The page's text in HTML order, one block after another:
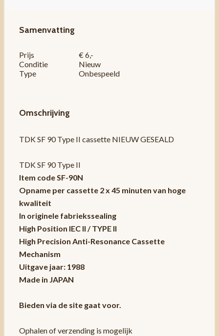
Samenvatting
Prijs
€ 6,-
Conditie
Nieuw
Type
Onbespeeld
Omschrijving
TDK SF 90 Type II cassette NIEUW GESEALD
TDK SF 90 Type II
Item code SF-90N
Opname per cassette 2 x 45 minuten van hoge
kwaliteit
In originele fabriekssealing
High Position IEC II / TYPE II
High Precision Anti-Resonance Cassette
Mechanism
Uitgave jaar: 1988
Made in JAPAN
Bieden via de site gaat voor.
Ophalen of verzending is mogelijk